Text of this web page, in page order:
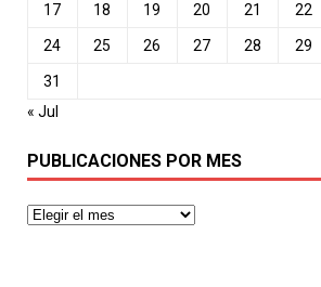
17 18 19 20 21 22
24 25 26 27 28 29
31
« Jul
PUBLICACIONES POR MES